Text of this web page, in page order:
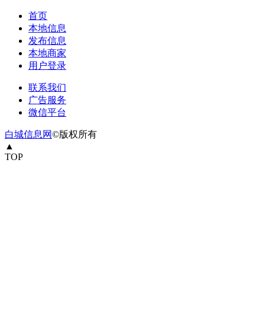
首页
本地信息
发布信息
本地商家
用户登录
联系我们
广告服务
微信平台
白城信息网©版权所有
▲
TOP